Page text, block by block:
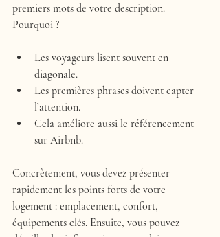
premiers mots de votre description.
Pourquoi ?
Les voyageurs lisent souvent en
diagonale.
Les premières phrases doivent capter
l’attention.
Cela améliore aussi le référencement
sur Airbnb.
Concrètement, vous devez présenter
rapidement les points forts de votre
logement : emplacement, confort,
équipements clés. Ensuite, vous pouvez